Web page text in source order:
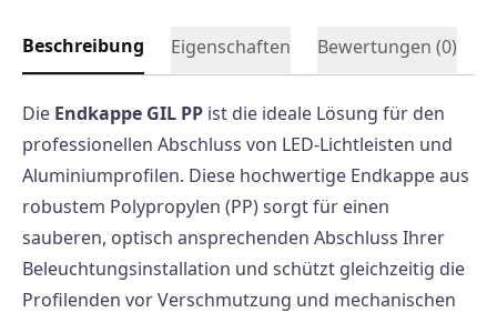
Beschreibung Eigenschaften Bewertungen (0)
Die Endkappe GIL PP ist die ideale Lösung für den
professionellen Abschluss von LED-Lichtleisten und
Aluminiumprofilen. Diese hochwertige Endkappe aus
robustem Polypropylen (PP) sorgt für einen
sauberen, optisch ansprechenden Abschluss Ihrer
Beleuchtungsinstallation und schützt gleichzeitig die
Profilenden vor Verschmutzung und mechanischen